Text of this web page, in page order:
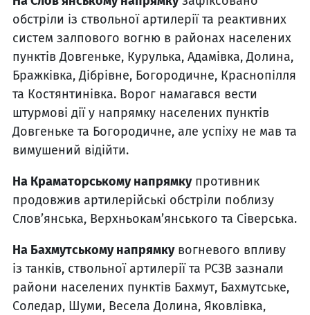
обстріли із ствольної артилерії та реактивних
систем залпового вогню в районах населених
пунктів Довгеньке, Курулька, Адамівка, Долина,
Бражківка, Дібрівне, Богородичне, Краснопілля
та Костянтинівка. Ворог намагався вести
штурмові дії у напрямку населених пунктів
Довгеньке та Богородичне, але успіху не мав та
вимушений відійти.
На Краматорському напрямкупротивник
продовжив артилерійські обстріли поблизу
Словʼянська, Верхньокам’янського та Сіверська.
На Бахмутському напрямкувогневого впливу
із танків, ствольної артилерії та РСЗВ зазнали
райони населених пунктів Бахмут, Бахмутське,
Соледар, Шуми, Весела Долина, Яковлівка,